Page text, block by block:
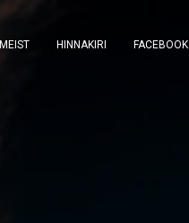
MEIST HINNAKIRI FACEBOOK